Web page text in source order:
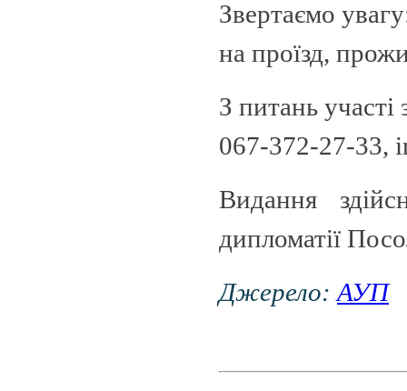
Звертаємо
на проїзд,
З питань
067-372-27-33,
Видання
дипломатії
Джерело: АУП